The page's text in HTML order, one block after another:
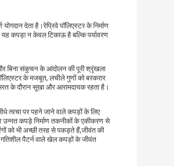
देता है।रेप्रिवे पॉलिएस्टर के निर्माण
यह कपड़ा न केवल टिकाऊ है बल्कि पर्यावरण
बिना संकुचन के आंदोलन की पूरी श्रृंखला
के मजबूत, लचीले गुणों को बरकरार
के दौरान सूखा और आरामदायक रहता है।
त्वचा पर पहने जाने वाले कपड़ों के लिए
उन्नत कपड़े निर्माण तकनीकों के एकीकरण से
को भी अच्छी तरह से पकड़ते हैं,जीवंत की
पैटर्न वाले खेल कपड़ों के जीवंत